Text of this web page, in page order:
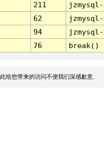
211
62
jzmysql-
94
76 break()
给您带来的访问不便我们深感歉意.